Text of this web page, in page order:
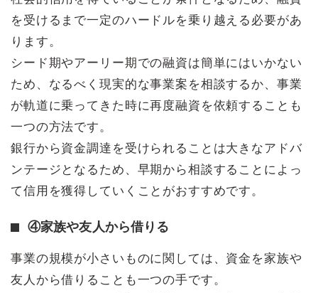
を受けるまで一定のハードルを乗り越える必要があ
ります。
シード期やアーリー期での融資は簡単にはいかない
ため、なるべく現実的な事業案を相談するか、事業
が軌道に乗ってきた時に再度融資を依頼することも
一つの方法です。
銀行から資金調達を受けられることは大きなアドバ
ンテージとなるため、早期から相談することによっ
て信用を獲得していくことがおすすめです。
④家族や友人から借りる
事業の規模が小さいものに関しては、資金を家族や
友人から借りることも一つの手です。